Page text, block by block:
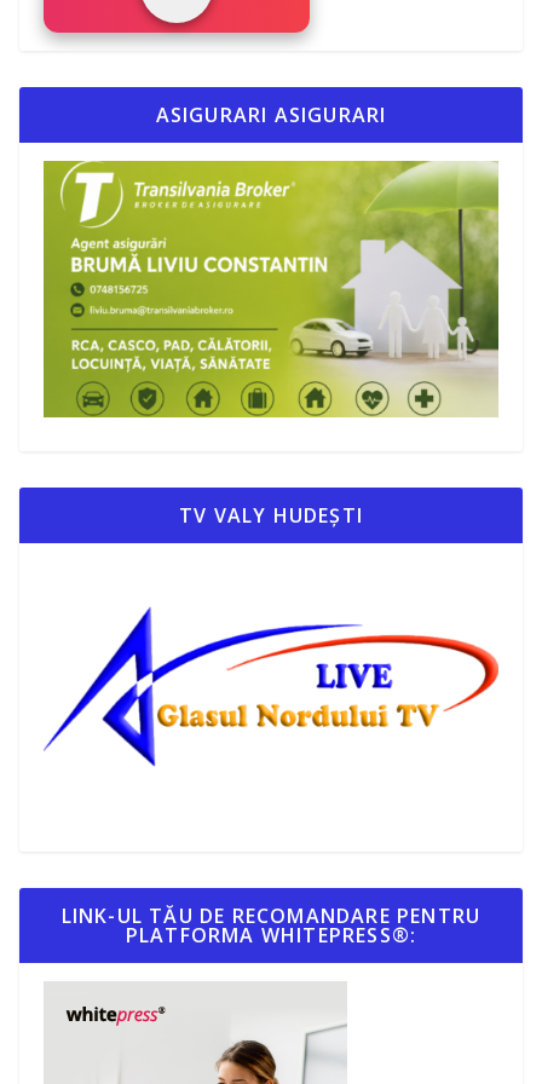
ASIGURARI ASIGURARI
TV VALY HUDEȘTI
LINK-UL TĂU DE RECOMANDARE PENTRU
PLATFORMA WHITEPRESS®: